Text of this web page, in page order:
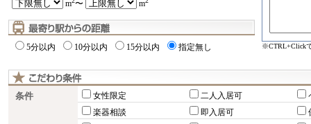
m 〜 m
5分以内 10分以内 15分以内 指定無し ※CTRL+Click
条件 女性限定 二人入居可
楽器相談
即入居可